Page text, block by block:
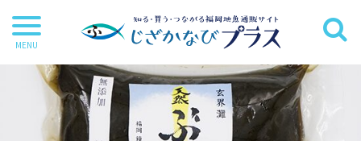
干物
丸魚